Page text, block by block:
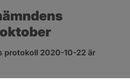
protokoll 2020-10-22 är
257.7 kB, öppnas i nytt fönster.